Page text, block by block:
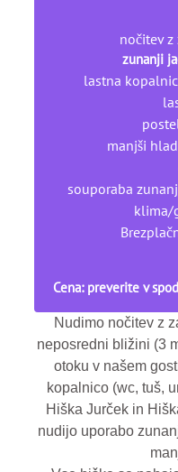
nočitev
zunanji
lastna
manjši
souporaba
klima/
Cena: preverite v
Nudimo nočitev z
neposredni bližini (3
otoku v našem
kopalnico (wc, tuš,
Hiška Jurček in
nudijo uporabo